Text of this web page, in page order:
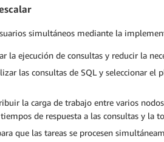
simultáneos mediante la
la ejecución de consultas y reducir la
las consultas de SQL y seleccionar
la carga de trabajo entre varios
de respuesta a las consultas y la
que las tareas se procesen